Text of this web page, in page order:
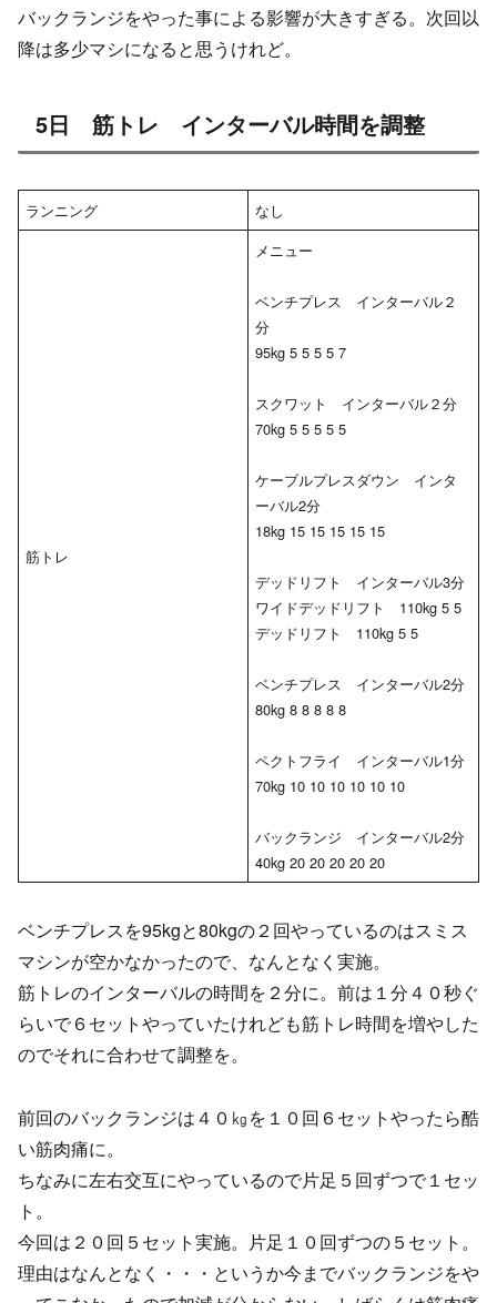
バックランジをやった事による影響が大きすぎる。次回以
降は多少マシになると思うけれど。
5日 筋トレ インターバル時間を調整
ランニング なし
筋トレ
メニュー
ベンチプレス インターバル２
分
95kg 5 5 5 5 7
スクワット インターバル２分
70kg 5 5 5 5 5
ケーブルプレスダウン インタ
ーバル2分
18kg 15 15 15 15 15
デッドリフト インターバル3分
ワイドデッドリフト 110kg 5 5
デッドリフト 110kg 5 5
ベンチプレス インターバル2分
80kg 8 8 8 8 8
ペクトフライ インターバル1分
70kg 10 10 10 10 10 10
バックランジ インターバル2分
40kg 20 20 20 20 20
ベンチプレスを95kgと80kgの２回やっているのはスミス
マシンが空かなかったので、なんとなく実施。
筋トレのインターバルの時間を２分に。前は１分４０秒ぐ
らいで６セットやっていたけれども筋トレ時間を増やした
のでそれに合わせて調整を。
前回のバックランジは４０㎏を１０回６セットやったら酷
い筋肉痛に。
ちなみに左右交互にやっているので片足５回ずつで１セッ
ト。
今回は２０回５セット実施。片足１０回ずつの５セット。
理由はなんとなく・・・というか今までバックランジをや